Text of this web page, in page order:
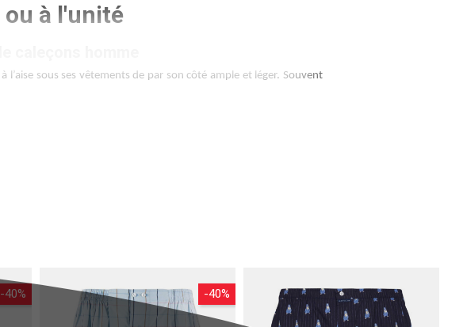
à l'unité
sous ses vêtements de par son côté ample et léger. Souvent
-40% -40%